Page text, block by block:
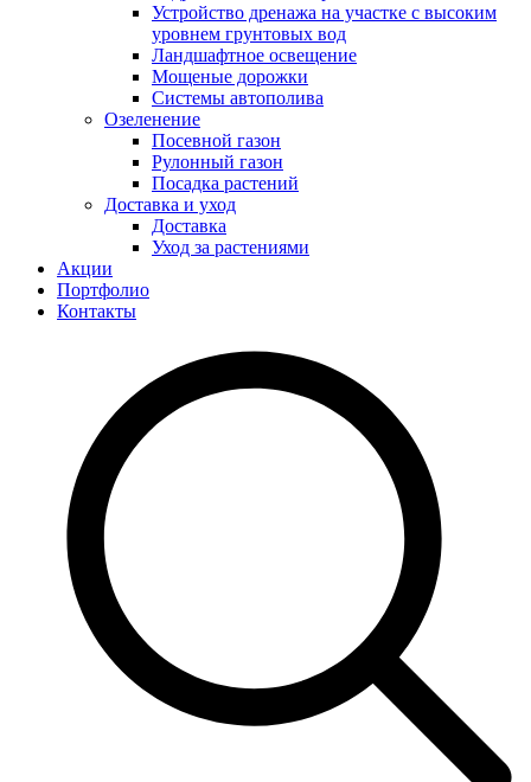
Устройство дренажа на участке с высоким
уровнем грунтовых вод
Ландшафтное освещение
Мощеные дорожки
Системы автополива
Озеленение
Посевной газон
Рулонный газон
Посадка растений
Доставка и уход
Доставка
Уход за растениями
Акции
Портфолио
Контакты